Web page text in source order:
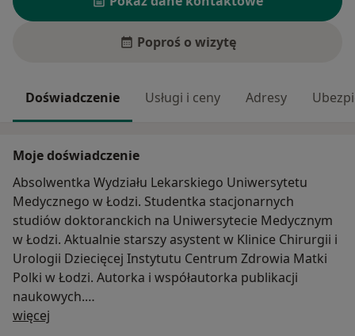
Poproś o wizytę
Doświadczenie Usługi i ceny Adresy
Moje doświadczenie
Absolwentka Wydziału Lekarskiego Uniwersytetu
Medycznego w Łodzi. Studentka stacjonarnych
studiów doktoranckich na Uniwersytecie Medycznym
w Łodzi. Aktualnie starszy asystent w Klinice Chirurgii i
Urologii Dziecięcej Instytutu Centrum Zdrowia Matki
Polki w Łodzi. Autorka i współautorka publikacji
naukowych.
Dbając o najwyższą jakość usług, swoją wiedzę i
więcej